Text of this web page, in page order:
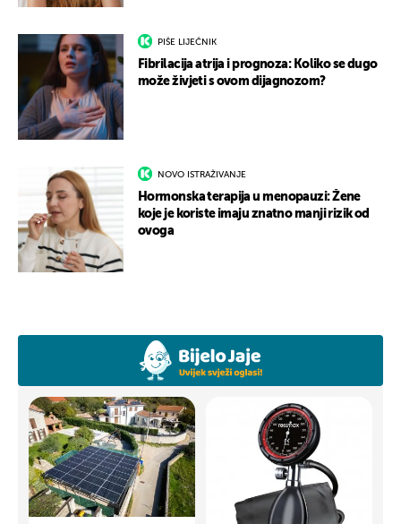
PIŠE LIJEČNIK
Fibrilacija atrija i prognoza: Koliko se dugo
može živjeti s ovom dijagnozom?
NOVO ISTRAŽIVANJE
Hormonska terapija u menopauzi: Žene
koje je koriste imaju znatno manji rizik od
ovoga